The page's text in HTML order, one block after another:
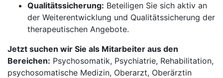
Qualitätssicherung: Beteiligen Sie sich aktiv an
der Weiterentwicklung und Qualitätssicherung der
therapeutischen Angebote.
Jetzt suchen wir Sie als Mitarbeiter aus den
Bereichen: Psychosomatik, Psychiatrie, Rehabilitation,
psychosomatische Medizin, Oberarzt, Oberärztin